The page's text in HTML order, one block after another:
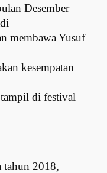
Desember
membawa Yusuf
kesempatan
di festival
tahun 2018,